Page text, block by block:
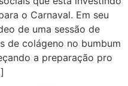
o Carnaval. Em seu
de uma sessão de
de colágeno no bumbum
a preparação pro